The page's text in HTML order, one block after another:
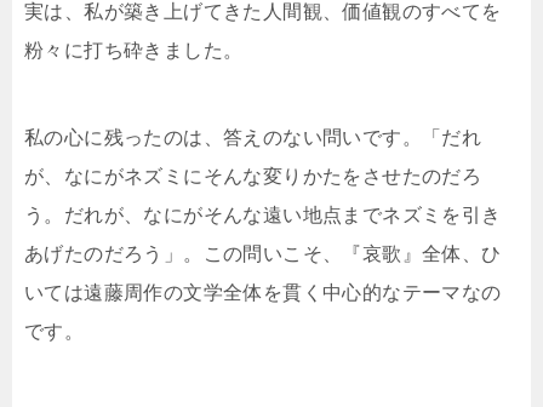
実は、私が築き上げてきた人間観、価値観のすべてを
粉々に打ち砕きました。
私の心に残ったのは、答えのない問いです。「だれ
が、なにがネズミにそんな変りかたをさせたのだろ
う。だれが、なにがそんな遠い地点までネズミを引き
あげたのだろう」。この問いこそ、『哀歌』全体、ひ
いては遠藤周作の文学全体を貫く中心的なテーマなの
です。